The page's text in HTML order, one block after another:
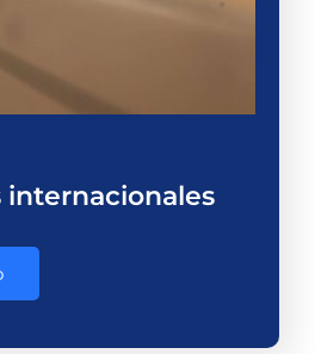
internacionales